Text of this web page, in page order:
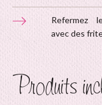
Refermez
avec des
Produits